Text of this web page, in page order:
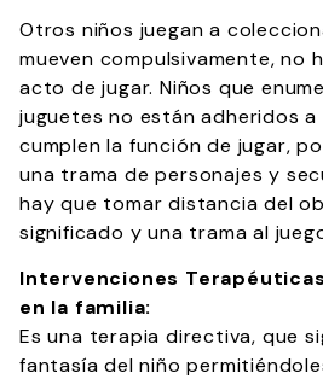
Otros niños juegan a
mueven compulsivamente, no
acto de jugar. Niños que
juguetes no están adheridos a
cumplen la función de jugar,
una trama de personajes y
hay que tomar distancia del
significado y una trama al
Intervenciones
en la familia:
Es una terapia directiva, que
fantasía del niño